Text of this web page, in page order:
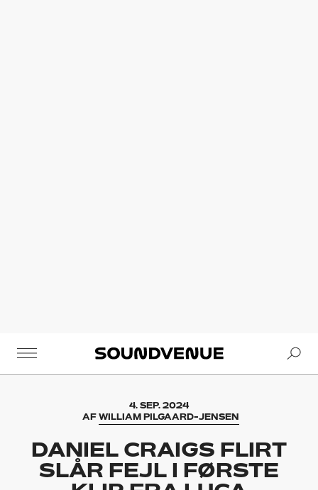
Soundvenue
4. SEP. 2024
AF WILLIAM PILGAARD-JENSEN
DANIEL CRAIGS FLIRT
SLÅR FEJL I FØRSTE